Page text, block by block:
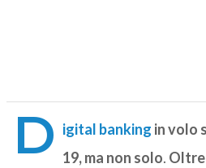
D igital banking in volo
19, ma non solo. Oltre